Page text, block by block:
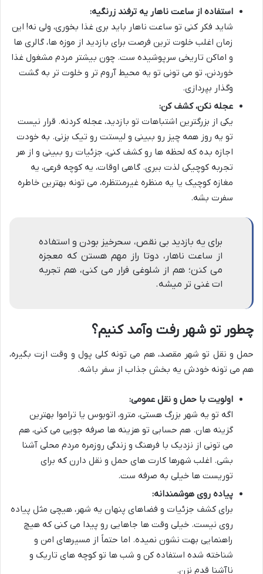
استفاده از ساعت ناهار یه ترفند زرنگیه:
شاید فکر کنی تو ساعت ناهار باید بری غذا بخوری، ولی نه! این
زمان اغلب خلوت ترین فرصت برای بازدید از موزه ها، گالری ها
و اماکن تاریخی سرپوشیده ست. چون بیشتر مردم مشغول غذا
خوردنن، تو می تونی تو یه محیط آروم تر و خلوت تر به گشت
وگذار بپردازی.
عجله نکن، کشف کن:
یکی از بزرگترین اشتباهات تو بازدید، عجله کردنه. قرار نیست
تو یه روز همه چیز رو ببینی و لیستت رو تیک بزنی. به خودت
اجازه بده که لحظه ها رو کشف کنی، جزئیات رو ببینی و از هر
تجربه کوچیکی لذت ببری. گاهی اوقات، یه کوچه فرعی، یه
مغازه کوچیک یا یه منظره غیرمنتظره، می تونه بهترین خاطره
سفرت بشه.
برای یه بازدید بی نقص، سحرخیز بودن و استفاده
از ساعت ناهار، دوتا راز مهم هستن که معجزه
می کنن؛ هم از شلوغی فرار می کنی، هم تجربه
ات غنی تر میشه.
چطور تو شهر رفت وآمد کنیم؟
حمل و نقل تو شهر مقصد، هم می تونه کلی پول و وقت ازت بگیره،
هم می تونه خودش یه بخش جذاب از سفر باشه.
اولويت با حمل و نقل عمومی:
اگه تو یه شهر بزرگ هستی، مترو، اتوبوس یا تراموا بهترین
گزینه هان. هم حسابی تو هزینه ها صرفه جویی می کنی، هم
می تونی از نزدیک با فرهنگ و زندگی روزمره مردم محلی آشنا
بشی. اغلب شهرها کارت های حمل و نقل دارن که برای
توریست ها خیلی به صرفه ست.
پیاده روی هوشمندانه:
برای کشف جزئیات و فضاهای پنهان یه شهر، هیچی مثل پیاده
روی نیست. خیلی وقت ها جاهایی رو پیدا می کنی که هیچ
راهنمایی بهت نشون نمیده. اما حتماً از مسیرهای امن و
شناخته شده استفاده کن و شب ها تو کوچه های تاریک و
ناآشنا قدم نزن.